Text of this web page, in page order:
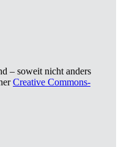
– soweit nicht anders
Creative Commons-